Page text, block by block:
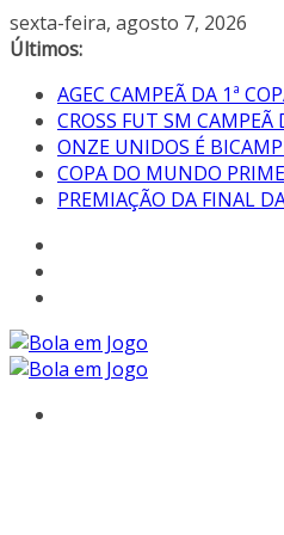
sexta-feira, agosto 7, 2026
Últimos:
AGEC CAMPEÃ DA 1ª
CROSS FUT SM
ONZE UNIDOS É
COPA DO MUNDO
PREMIAÇÃO DA FINAL